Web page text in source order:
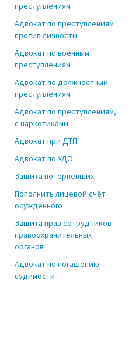
преступлениям
Адвокат по преступлениям
против личности
Адвокат по военным
преступлениям
Адвокат по должностным
преступлениям
Адвокат по преступлениям,
с наркотиками
Адвокат при ДТП
Адвокат по УДО
Защита потерпевших
Пополнить лицевой счёт
осужденного
Защита прав сотрудников
правоохранительных
органов
Адвокат по погашению
судимости